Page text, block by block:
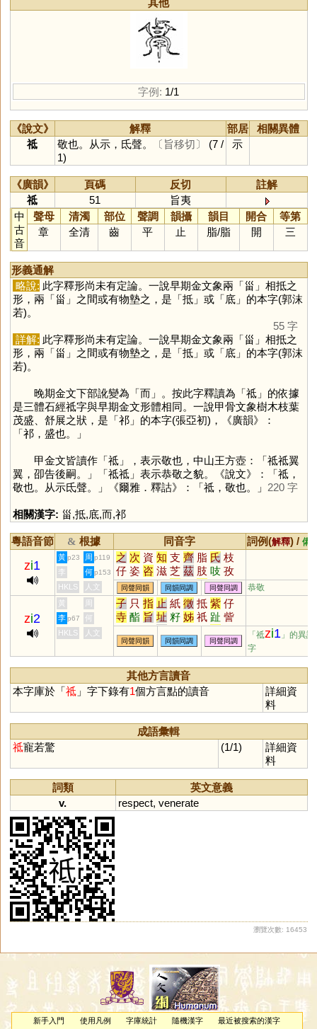
字例: 1/1
《說文》 解釋 部居
相關異體
祗
敬也。从示，氐聲。 〔旨移切〕
(7 /
1)
示
《廣韻》 頁碼 反切
註解
祗
51
旨夷
中
古
音
聲母 清濁 部位 聲調 韻攝 韻目 開合
等第
章
全清 齒 平 止 脂/脂 開 三
形義通解
略說: 此字釋形尚未有定論。一說早期金文象兩「甾 」相抵之
形，兩「甾 」之間或有物墊之，是「抵」或「底」的本字(郭沫
若)。
55 字
詳解: 此字釋形尚未有定論。一說早期金文象兩「甾 」相抵之
形，兩「甾 」之間或有物墊之，是「抵」或「底」的本字(郭沫
若)。
晚期金文下部訛變為「而」。按此字釋讀為「祗」的依據
是三體石經祗字與早期金文形體相同。一說甲骨文象樹木枝葉
茂盛、舒展之狀，是「祁」的本字(張亞初)，《廣韻》：
「祁，盛也。」
甲金文皆讀作「祗」，表示敬也，中山王方壺：「祗祗翼
翼，卲告後嗣。」「祗祗」表示恭敬之貌。《說文》：「祗，
敬也。从示氐聲。」《爾雅．釋詁》：「祗，敬也。」 220 字
相關漢字: 甾,抵,底,而,祁
粵語音節 & 根據 同音字 詞例(解釋) / 備
zi1
黃 p23 周 p119 之 次 資 知 支 齊 脂 氏 枝
仔 姿 咨 滋 芝 茲 肢 吱 孜
觜 恣 訾 輜 淄 齎 貲 蜘 梔
鯔 砥 泜 髭 緇 齜 孳 榰 甾
鎡 鼒 菑 錙 呲 嵫 卮 孖 觶
㞢 葘 䊷 𢆶 秖 栥 疧 趑 胝 玆
疻 齍 鮨 鳷 鄑 澬 胑 袛 偨
秪 紎 蒫 椔 諮 璾 崰 汥 栺
李 何 p153
HKLS 人文 同聲同韻 同韻同調 同聲同調 恭敬
zi2
黃 周 子 只 指 止 紙 徵 抵 紫 仔
寺 酯 旨 址 籽 姊 祇 趾 訾
軹 梓 咫 祉 芷 滓 砥 秭 沚
耔 茞 茈 坁 黹 秖 厎 扺 阯
泲 呰 恉 胏 疻 笫 訿 畤 芓
坻 鮨 栺 汦 淽 吇 杍 矷 藢
釨 枳 衹
李 p67
何
HKLS
人文
同聲同韻 同韻同調 同聲同調
「祗zi1 」的異讀
字
其他方言讀音
本字庫於「祗」字下錄有1個方言點的讀音
詳細資
料
成語彙輯
祗寵若驚 (1/1)
詳細資
料
詞類
英文意義
v.
respect, venerate
瀏覽次數: 16453
新手入門 使用凡例 字庫統計 隨機漢字 最近被搜索的漢字